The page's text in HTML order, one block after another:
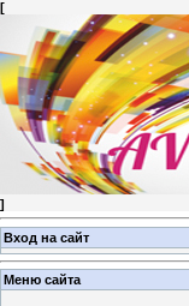
[
]
Вход на сайт
Меню сайта